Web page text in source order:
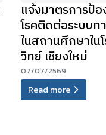
แจ้งมาตรการป้
โรคติดต่อระบบท
ในสถานศึกษาใน
วิทย์ เชียงใหม่
07/07/2569
Read more